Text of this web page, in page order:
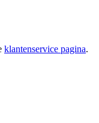
klantenservice pagina.